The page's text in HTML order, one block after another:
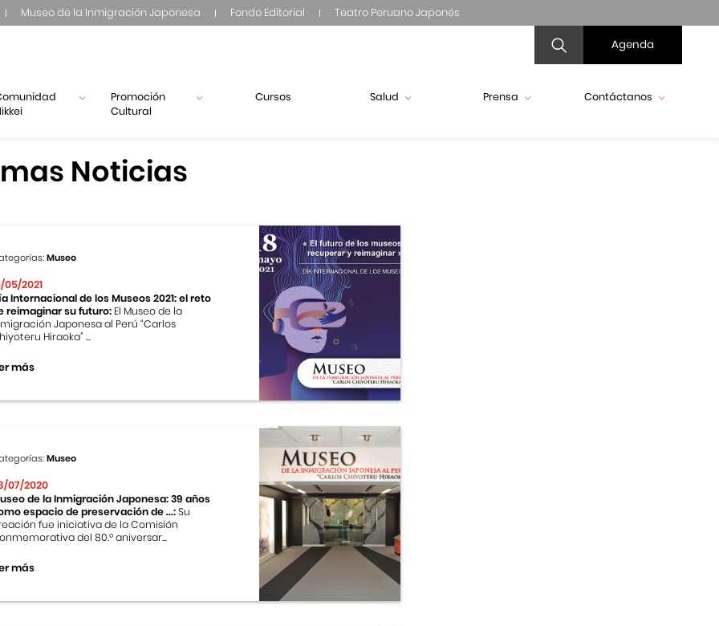
Museo de la Inmigración Japonesa Fondo Editorial Teatro Peruano Japonés
Agenda
Promoción
Cultural
Cursos Salud Prensa Contáctanos
Noticias
Museo
05/2021
Internacional de los Museos 2021: el reto
reimaginar su futuro: El Museo de la
Japonesa al Perú “Carlos
Hiraoka” ...
más
Museo
07/2020
de la Inmigración Japonesa: 39 años
espacio de preservación de ...:Su
fue iniciativa de la Comisión
del 80.º aniversar...
más